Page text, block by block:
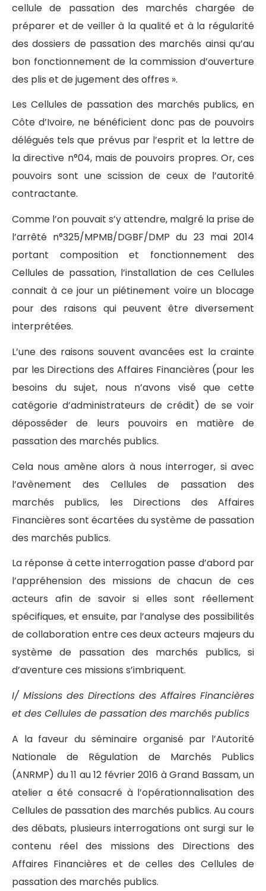
cellule de passation des marchés chargée de
préparer et de veiller à la qualité et à la régularité
des dossiers de passation des marchés ainsi qu’au
bon fonctionnement de la commission d’ouverture
des plis et de jugement des offres ».
Les Cellules de passation des marchés publics, en
Côte d’Ivoire, ne bénéficient donc pas de pouvoirs
délégués tels que prévus par l’esprit et la lettre de
la directive n°04, mais de pouvoirs propres. Or, ces
pouvoirs sont une scission de ceux de l’autorité
contractante.
Comme l’on pouvait s’y attendre, malgré la prise de
l’arrêté n°325/MPMB/DGBF/DMP du 23 mai 2014
portant composition et fonctionnement des
Cellules de passation, l’installation de ces Cellules
connait à ce jour un piétinement voire un blocage
pour des raisons qui peuvent être diversement
interprétées.
L’une des raisons souvent avancées est la crainte
par les Directions des Affaires Financières (pour les
besoins du sujet, nous n’avons visé que cette
catégorie d’administrateurs de crédit) de se voir
déposséder de leurs pouvoirs en matière de
passation des marchés publics.
Cela nous amène alors à nous interroger, si avec
l’avènement des Cellules de passation des
marchés publics, les Directions des Affaires
Financières sont écartées du système de passation
des marchés publics.
La réponse à cette interrogation passe d’abord par
l’appréhension des missions de chacun de ces
acteurs afin de savoir si elles sont réellement
spécifiques, et ensuite, par l’analyse des possibilités
de collaboration entre ces deux acteurs majeurs du
système de passation des marchés publics, si
d’aventure ces missions s’imbriquent.
I/ Missions des Directions des Affaires Financières
et des Cellules de passation des marchés publics
A la faveur du séminaire organisé par l’Autorité
Nationale de Régulation de Marchés Publics
(ANRMP) du 11 au 12 février 2016 à Grand Bassam, un
atelier a été consacré à l’opérationnalisation des
Cellules de passation des marchés publics. Au cours
des débats, plusieurs interrogations ont surgi sur le
contenu réel des missions des Directions des
Affaires Financières et de celles des Cellules de
passation des marchés publics.